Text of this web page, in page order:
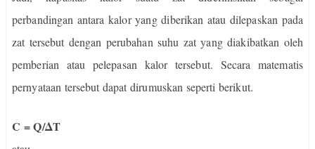
perbandingan antara kalor yang diberikan atau dilepaskan pada
zat tersebut dengan perubahan suhu zat yang diakibatkan oleh
pemberian atau pelepasan kalor tersebut. Secara matematis
pernyataan tersebut dapat dirumuskan seperti berikut.
C = Q/ΔT